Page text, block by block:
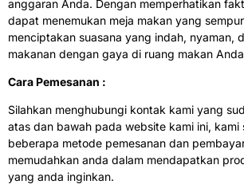
anggaran Anda. Dengan memperhatikan
dapat menemukan meja makan yang
menciptakan suasana yang indah, nyaman,
makanan dengan gaya di ruang makan
Cara Pemesanan :
Silahkan menghubungi kontak kami yang
atas dan bawah pada website kami ini, kami
beberapa metode pemesanan dan
memudahkan anda dalam mendapatkan
yang anda inginkan.